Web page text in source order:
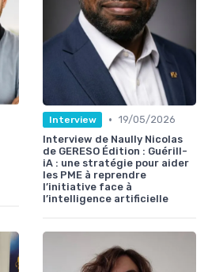
Interview • 19/05/2026
Interview de Naully Nicolas
de GERESO Édition : Guérill-
iA : une stratégie pour aider
les PME à reprendre
l’initiative face à
l’intelligence artificielle